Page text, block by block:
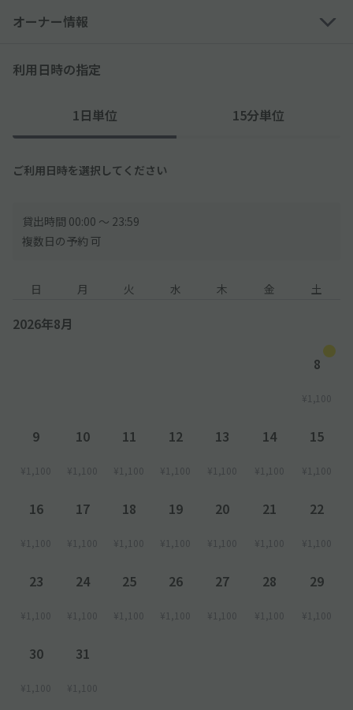
◇駐車場周辺には学校がございます。登校・下校時の学生にご注
オーナー情報
利用日時の指定
1日単位 15分単位
ご利用日時を選択してください
貸出時間 00:00 〜 23:59
複数日の予約 可
日 月 火 水 木 金 土
2026年8月
8
¥1,100
9
¥1,100
10
¥1,100
11
¥1,100
12
¥1,100
13
¥1,100
14
¥1,100
15
¥1,100
16
¥1,100
17
¥1,100
18
¥1,100
19
¥1,100
20
¥1,100
21
¥1,100
22
¥1,100
23
¥1,100
24
¥1,100
25
¥1,100
26
¥1,100
27
¥1,100
28
¥1,100
29
¥1,100
30
¥1,100
31
¥1,100